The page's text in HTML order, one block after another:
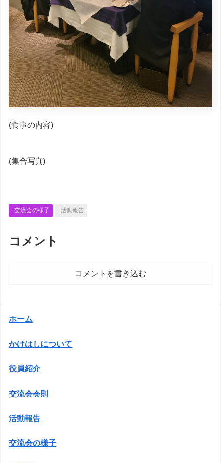
(食事の内容)
(集合写真)
交流会の様子 活動報告
コメント
コメントを書き込む
ホーム
かけはしについて
役員紹介
交流会会則
活動報告
交流会の様子